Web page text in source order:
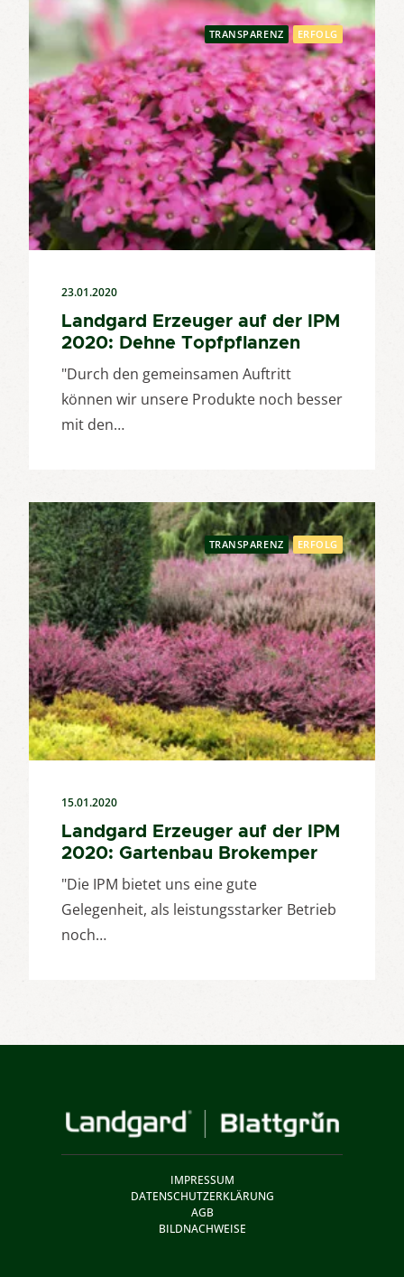
TRANSPARENZ ERFOLG
23.01.2020
Landgard Erzeuger auf der IPM
2020: Dehne Topfpflanzen
"Durch den gemeinsamen Auftritt
können wir unsere Produkte noch besser
mit den…
TRANSPARENZ ERFOLG
15.01.2020
Landgard Erzeuger auf der IPM
2020: Gartenbau Brokemper
"Die IPM bietet uns eine gute
Gelegenheit, als leistungsstarker Betrieb
noch…
IMPRESSUM
DATENSCHUTZERKLÄRUNG
AGB
BILDNACHWEISE